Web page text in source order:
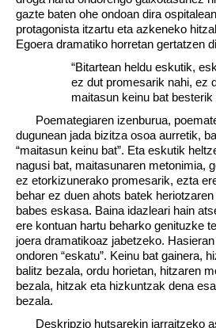
gazte baten ohe ondoan dira
protagonista itzartu eta azkeneko
Egoera dramatiko horretan gertatzen
“Bitartean heldu eskutik,
ez dut promesarik nahi, ez
maitasun keinu bat besterik
Poemategiaren izenburua,
dugunean jada bizitza osoa aurretik,
“maitasun keinu bat”. Eta eskutik
nagusi bat, maitasunaren metonimia,
ez etorkizunerako promesarik, ezta
behar ez duen ahots batek
babes eskasa. Baina idazleari hain
ere kontuan hartu beharko genituzke
joera dramatikoaz jabetzeko. Hasieran
ondoren “eskatu”. Keinu bat gainera,
balitz bezala, ordu horietan, hitzaren
bezala, hitzak eta hizkuntzak dena
bezala.
Deskripzio hutsarekin jarraitzeko